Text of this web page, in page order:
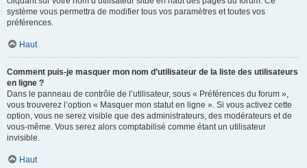
système vous permettra de modifier tous vos paramètres et toutes vos
préférences.
Haut
Comment puis-je masquer mon nom d’utilisateur de la liste des utilisateurs
en ligne ?
Dans le panneau de contrôle de l’utilisateur, sous « Préférences du forum »,
vous trouverez l’option « Masquer mon statut en ligne ». Si vous activez cette
option, vous ne serez visible que des administrateurs, des modérateurs et de
vous-même. Vous serez alors comptabilisé comme étant un utilisateur
invisible.
Haut